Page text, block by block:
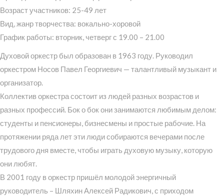
Возраст участников: 25-49 лет
Вид, жанр творчества: вокально-хоровой
График работы: вторник, четверг с 19.00 – 21.00
Духовой оркестр был образован в 1963 году. Руководил
оркестром Носов Павел Георгиевич — талантливый музыкант и
организатор.
Коллектив оркестра состоит из людей разных возрастов и
разных профессий. Бок о бок они занимаются любимым делом:
студенты и пенсионеры, бизнесмены и простые рабочие. На
протяжении ряда лет эти люди собираются вечерами после
трудового дня вместе, чтобы играть духовую музыку, которую
они любят.
В 2001 году в оркестр пришёл молодой энергичный
руководитель – Шляхин Алексей Радикович, с приходом